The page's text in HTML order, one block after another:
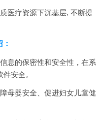
医疗资源下沉基层, 不断提
息的保密性和安全性，在系
安全。
母婴安全、促进妇女儿童健